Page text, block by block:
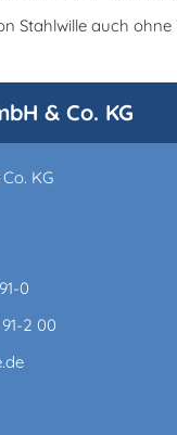
Stahlwille auch
& Co. KG
KG
0
2 00